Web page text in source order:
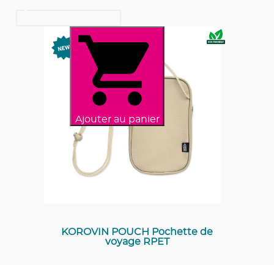
Ajouter au panier
KOROVIN POUCH Pochette de
voyage RPET